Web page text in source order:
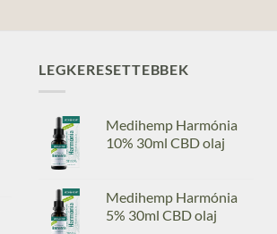
LEGKERESETTEBBEK
Medihemp Harmónia
10% 30ml CBD olaj
Medihemp Harmónia
5% 30ml CBD olaj